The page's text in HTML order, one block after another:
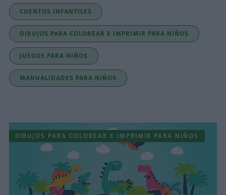
CUENTOS INFANTILES
DIBUJOS PARA COLOREAR E IMPRIMIR PARA NIÑOS
JUEGOS PARA NIÑOS
MANUALIDADES PARA NIÑOS
DIBUJOS PARA COLOREAR E IMPRIMIR PARA NIÑOS